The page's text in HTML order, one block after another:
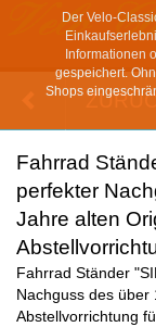
Der Velo-
Informationen
gespeichert.
Shops
Fahrrad
perfekter
Jahre alten
Fahrrad Ständer
Nachguss des über
Abstellvorrichtung